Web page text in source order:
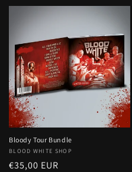
Bloody Tour Bundle
Anbieter:
BLOOD WHITE SHOP
Normaler
€35,00 EUR